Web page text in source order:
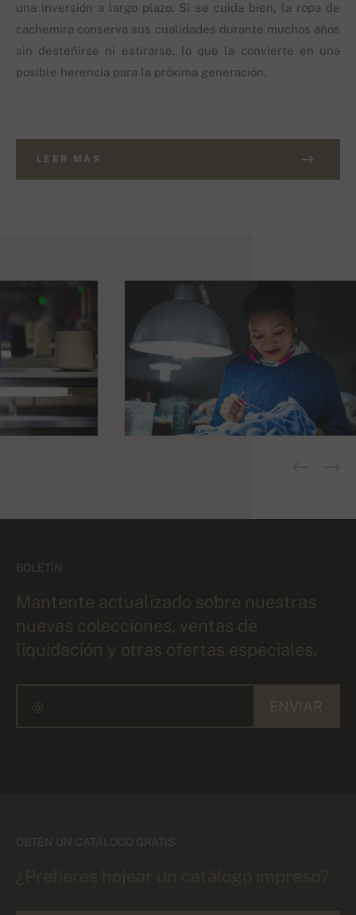
una inversión a largo plazo. Si se cuida bien, la ropa de
cachemira conserva sus cualidades durante muchos años
sin desteñirse ni estirarse, lo que la convierte en una
posible herencia para la próxima generación.
LEER MÁS
BOLETÍN
Mantente actualizado sobre nuestras
nuevas colecciones, ventas de
liquidación y otras ofertas especiales.
OBTÉN UN CATÁLOGO GRATIS